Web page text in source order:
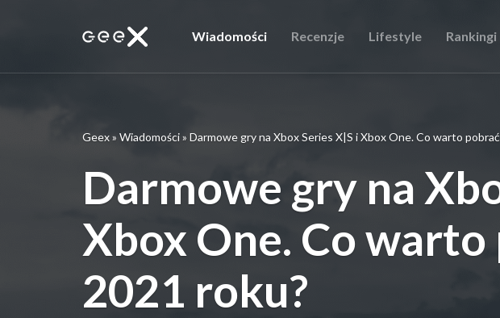
Wiadomości Recenzje Lifestyle Rankingi
Geex» Wiadomości» Darmowe gry na Xbox Series X|S i Xbox One. Co warto
Darmowe gry na
Xbox One. Co
2021 roku?